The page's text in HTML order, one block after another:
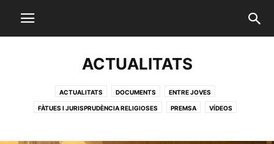
ACTUALITATS
ACTUALITATS DOCUMENTS ENTRE JOVES
FÀTUES I JURISPRUDÈNCIA RELIGIOSES PREMSA VÍDEOS